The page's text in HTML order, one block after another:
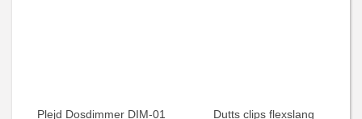
Plejd Dosdimmer DIM-01
Dutts clips flexslang